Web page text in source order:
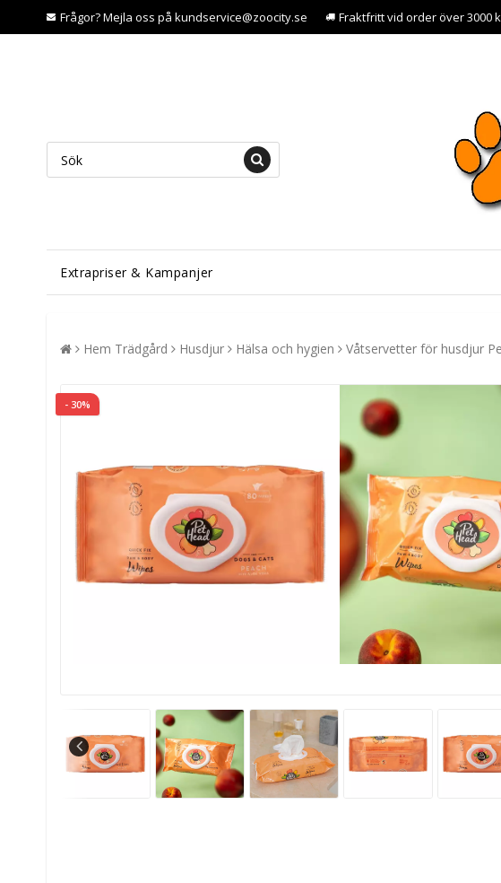
Frågor? Mejla oss på kundservice@zoocity.se Fraktfritt vid order över 3000
Extrapriser & Kampanjer
Hem Trädgård Husdjur Hälsa och hygien Våtservetter för husdjur
- 30%